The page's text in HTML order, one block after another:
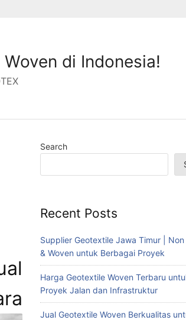
di Indonesia!
Search
Recent Posts
Supplier Geotextile Jawa Timur | Non
& Woven untuk Berbagai Proyek
Harga Geotextile Woven Terbaru
Proyek Jalan dan Infrastruktur
Jual Geotextile Woven Berkualitas